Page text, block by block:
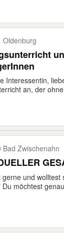
Oldenburg
Interessentin,
an, der
Bad Zwischenahn
gerne und
Du möchtest